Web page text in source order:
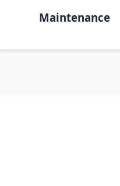
Maintenance